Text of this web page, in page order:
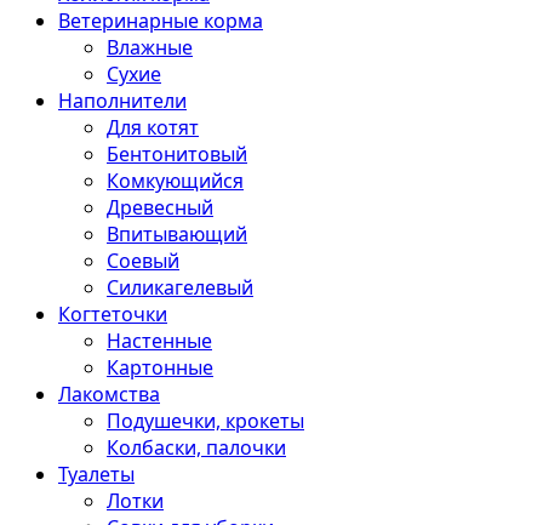
Ветеринарные корма
Влажные
Сухие
Наполнители
Для котят
Бентонитовый
Комкующийся
Древесный
Впитывающий
Соевый
Силикагелевый
Когтеточки
Настенные
Картонные
Лакомства
Подушечки, крокеты
Колбаски, палочки
Туалеты
Лотки